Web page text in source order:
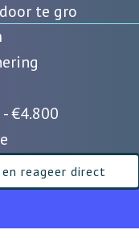
te gro
€4.800
reageer direct